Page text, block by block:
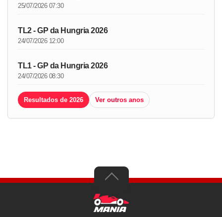
25/07/2026 07:30
TL2 - GP da Hungria 2026
24/07/2026 12:00
TL1 - GP da Hungria 2026
24/07/2026 08:30
Resultados de 2026 Ver outros anos